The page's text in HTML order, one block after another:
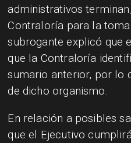
administrativos
Contraloría para la
subrogante explicó que
que la Contraloría
sumario anterior, por lo
de dicho organismo.
En relación a posibles
que el Ejecutivo